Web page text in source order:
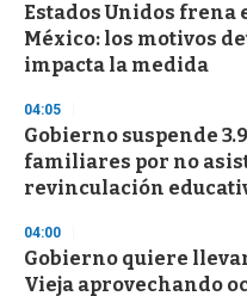
Estados Unidos frena
México: los motivos
impacta la medida
04:05
Gobierno suspende
familiares por no
revinculación
04:00
Gobierno quiere
Vieja aprovechando